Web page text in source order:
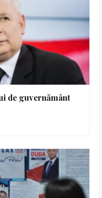
de guvernământ